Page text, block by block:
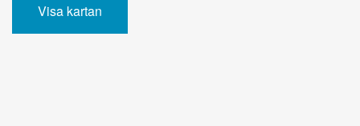
Visa kartan